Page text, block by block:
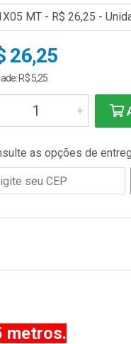
26,25
R$ 5,25
as opções de
metros.